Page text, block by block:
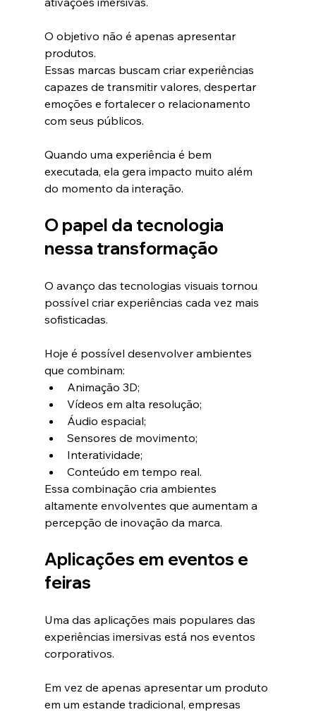
O objetivo não é apenas apresentar
produtos.
Essas marcas buscam criar experiências
capazes de transmitir valores, despertar
emoções e fortalecer o relacionamento
com seus públicos.
Quando uma experiência é bem
executada, ela gera impacto muito além
do momento da interação.
O papel da tecnologia
nessa transformação
O avanço das tecnologias visuais tornou
possível criar experiências cada vez mais
sofisticadas.
Hoje é possível desenvolver ambientes
que combinam:
Animação 3D;
Vídeos em alta resolução;
Áudio espacial;
Sensores de movimento;
Interatividade;
Conteúdo em tempo real.
Essa combinação cria ambientes
altamente envolventes que aumentam a
percepção de inovação da marca.
Aplicações em eventos e
feiras
Uma das aplicações mais populares das
experiências imersivas está nos eventos
corporativos.
Em vez de apenas apresentar um produto
em um estande tradicional, empresas